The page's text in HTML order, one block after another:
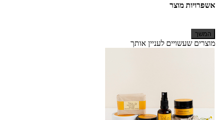
אשפרויות מוצר
המשך
מוצרים שעשויים לעניין אותך